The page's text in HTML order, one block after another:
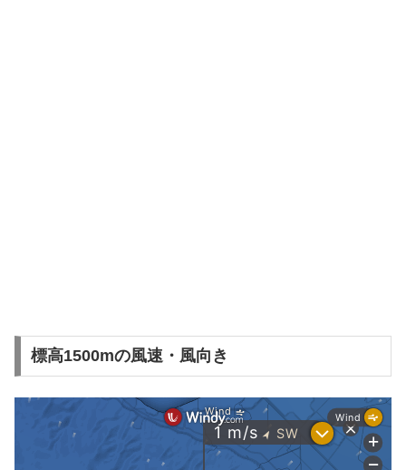
標高1500mの風速・風向き